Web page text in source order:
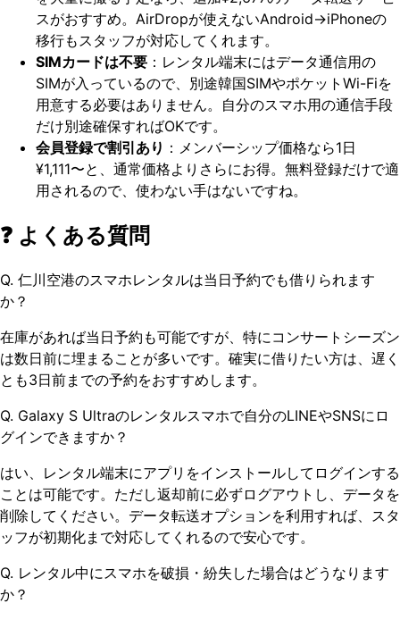
スがおすすめ。AirDropが使えないAndroid→iPhoneの
移行もスタッフが対応してくれます。
SIMカードは不要 ：レンタル端末にはデータ通信用の
SIMが入っているので、別途韓国SIMやポケットWi-Fiを
用意する必要はありません。自分のスマホ用の通信手段
だけ別途確保すればOKです。
会員登録で割引あり ：メンバーシップ価格なら1日
¥1,111〜と、通常価格よりさらにお得。無料登録だけで適
用されるので、使わない手はないですね。
❓ よくある質問
Q. 仁川空港のスマホレンタルは当日予約でも借りられます
か？
在庫があれば当日予約も可能ですが、特にコンサートシーズン
は数日前に埋まることが多いです。確実に借りたい方は、遅く
とも3日前までの予約をおすすめします。
Q. Galaxy S Ultraのレンタルスマホで自分のLINEやSNSにロ
グインできますか？
はい、レンタル端末にアプリをインストールしてログインする
ことは可能です。ただし返却前に必ずログアウトし、データを
削除してください。データ転送オプションを利用すれば、スタ
ッフが初期化まで対応してくれるので安心です。
Q. レンタル中にスマホを破損・紛失した場合はどうなります
か？